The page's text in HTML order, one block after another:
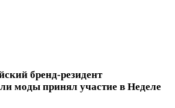
бренд-резидент
моды принял участие в Неделе